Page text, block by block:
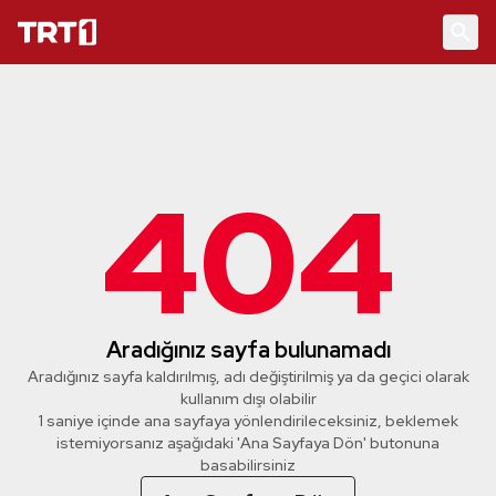
404
Aradığınız sayfa bulunamadı
Aradığınız sayfa kaldırılmış, adı değiştirilmiş ya da geçici olarak
kullanım dışı olabilir
1 saniye içinde ana sayfaya yönlendirileceksiniz, beklemek
istemiyorsanız aşağıdaki 'Ana Sayfaya Dön' butonuna
basabilirsiniz